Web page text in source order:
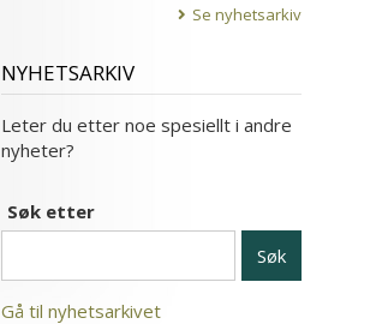
Se nyhetsarkiv
NYHETSARKIV
Leter du etter noe spesiellt i andre
nyheter?
Søk etter
Gå til nyhetsarkivet